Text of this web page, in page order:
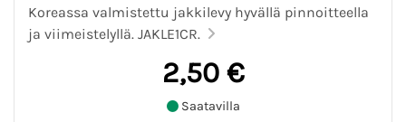
Koreassa valmistettu jakkilevy hyvällä pinnoitteella
ja viimeistelyllä. JAKLE1CR.
2,50 €
Saatavilla